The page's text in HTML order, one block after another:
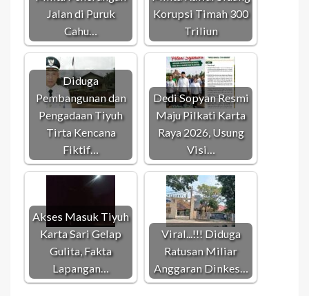
Jalan di Puruk
Cahu…
Korupsi Timah 300
Triliun
Diduga
Pembangunan dan
Pengadaan Tiyuh
Tirta Kencana
Fiktif…
Dedi Sopyan Resmi
Maju Pilkati Karta
Raya 2026, Usung
Visi…
Akses Masuk Tiyuh
Karta Sari Gelap
Gulita, Fakta
Lapangan…
Viral...!!! Diduga
Ratusan Miliar
Anggaran Dinkes…